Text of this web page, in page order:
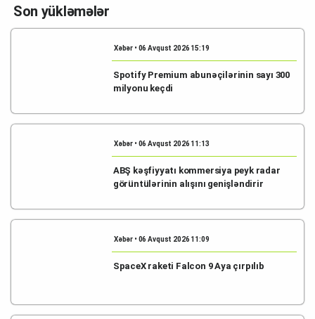
Son yükləmələr
Xəbər • 06 Avqust 2026 15:19
Spotify Premium abunəçilərinin sayı 300
milyonu keçdi
Xəbər • 06 Avqust 2026 11:13
ABŞ kəşfiyyatı kommersiya peyk radar
görüntülərinin alışını genişləndirir
Xəbər • 06 Avqust 2026 11:09
SpaceX raketi Falcon 9 Aya çırpılıb